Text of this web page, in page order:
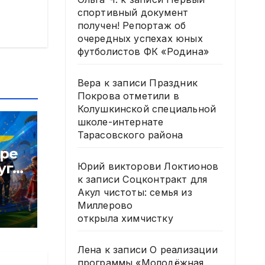
спортивный документ
получен! Репортаж об
очередных успехах юных
футболистов ФК «Родина»
Вера к записи Праздник
Покрова отметили в
Колушкинской специальной
школе-интернате
Тарасовского района
Юрий викторови Локтионов
к записиСоцконтракт для
Акул чистоты: семья из
Миллерово
открыла химчистку
Лена к записиО реализации
программы «Молодёжная